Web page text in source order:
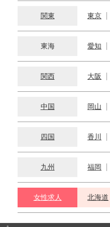
関東 東京
東海 愛知
関西 大阪
中国 岡山
四国 香川
九州 福岡
女性求人 北海道